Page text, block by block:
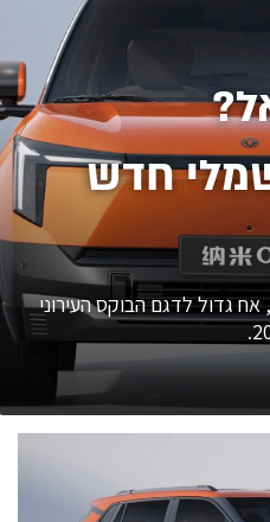
חדש
גדול לדגם הבוקס העירוני